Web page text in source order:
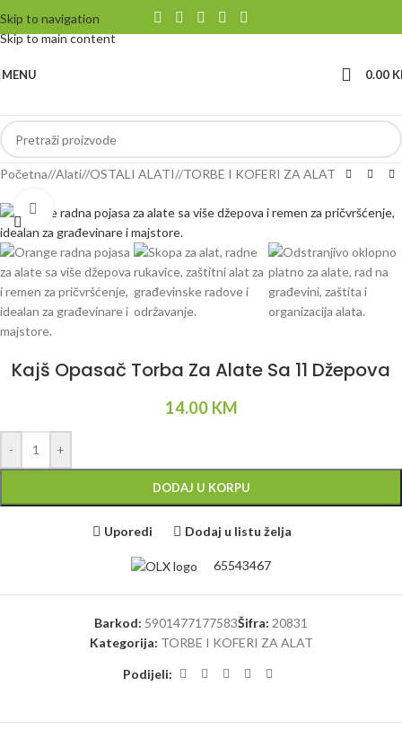
Skip to navigation
Skip to main content
MENU 0.00
Početna/ Alati/ OSTALI ALATI/ TORBE I KOFERI ZA ALAT
Klikni da uvećaš
Kajš Opasač Torba Za Alate Sa 11 Džepova
14.00 KM
- +
DODAJ U KORPU
Uporedi Dodaj u listu želja
65543467
Barkod: 5901477177583Šifra: 20831
Kategorija: TORBE I KOFERI ZA ALAT
Podijeli: